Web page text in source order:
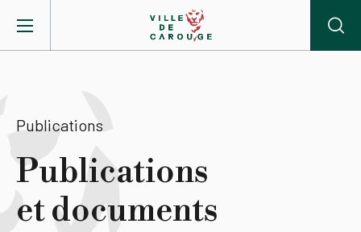
Mairie
Vie pratique
Publications
Publications
et documents